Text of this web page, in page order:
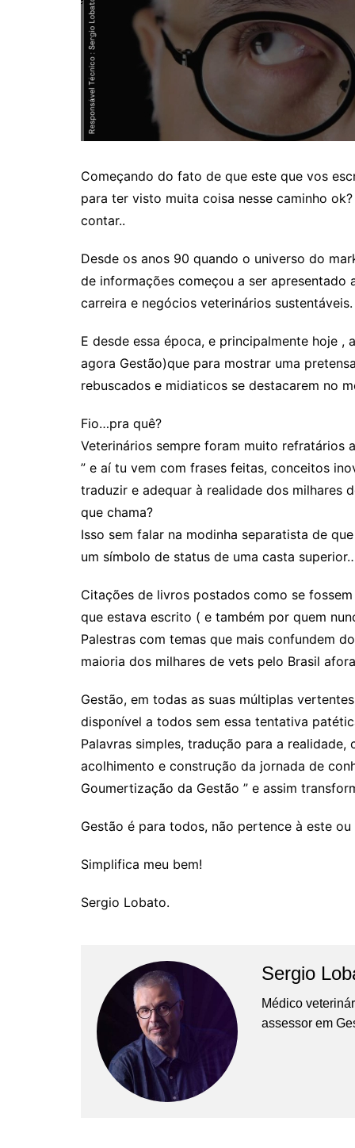
Começando do fato de que este que vos
para ter visto muita coisa nesse caminho
contar..
Desde os anos 90 quando o universo do
de informações começou a ser
carreira e negócios veterinários sustentáveis.
E desde essa época, e principalmente hoje
agora Gestão)que para mostrar uma
rebuscados e midiaticos se destacarem no
Fio…pra quê?
Veterinários sempre foram muito refratários
” e aí tu vem com frases feitas, conceitos
traduzir e adequar à realidade dos milhares
que chama?
Isso sem falar na modinha separatista de
um símbolo de status de uma casta
Citações de livros postados como se
que estava escrito ( e também por quem
Palestras com temas que mais confundem
maioria dos milhares de vets pelo Brasil
Gestão, em todas as suas múltiplas
disponível a todos sem essa tentativa
Palavras simples, tradução para a
acolhimento e construção da jornada de
Goumertização da Gestão ” e assim
Gestão é para todos, não pertence à este ou
Simplifica meu bem!
Sergio Lobato.
Sergio
Médico
assessor em